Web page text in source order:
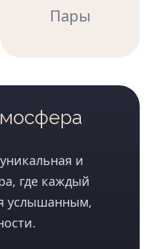
Пары
и
где каждый
услышанным,